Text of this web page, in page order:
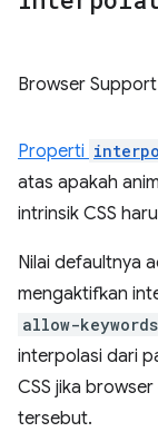
Browser Support
Properti
atas apakah
intrinsik CSS
Nilai defaultnya
mengaktifkan
allow-keywords
interpolasi dari
CSS jika
tersebut.